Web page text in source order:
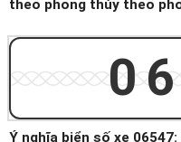
theo phong thủy theo
Ý nghĩa biển số xe